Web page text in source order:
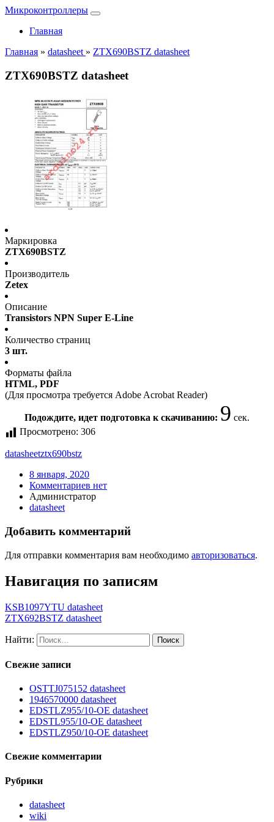
Микроконтроллеры
Главная
Главная » datasheet » ZTX690BSTZ datasheet
ZTX690BSTZ datasheet
Маркировка
ZTX690BSTZ
Производитель
Zetex
Описание
Transistors NPN Super E-Line
Количество страниц
3 шт.
Форматы файла
HTML, PDF
(Для просмотра требуется Adobe Acrobat Reader)
Подождите, идет подготовка к скачиванию: 9 сек.
Просмотрено: 306
datasheetztx690bstz
8 января, 2020
Комментариев нет
Администратор
datasheet
Добавить комментарий
Для отправки комментария вам необходимо авторизоваться.
Навигация по записям
KSB1097YTU datasheet
ZTX692BSTZ datasheet
Найти:
Свежие записи
OSTTJ075152 datasheet
1946570000 datasheet
EDSTLZ955/10-OE datasheet
EDSTL955/10-OE datasheet
EDSTLZ950/10-OE datasheet
Свежие комментарии
Рубрики
datasheet
wiki